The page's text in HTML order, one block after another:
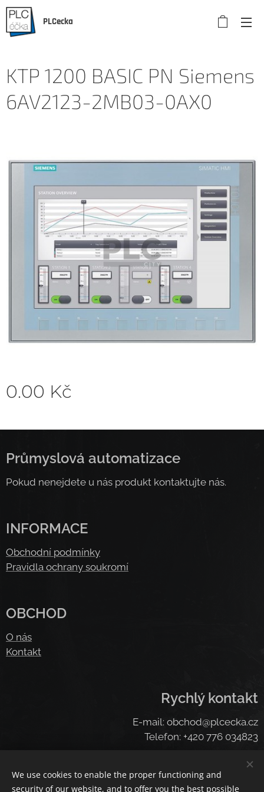
PLCecka
KTP 1200 BASIC PN Siemens
6AV2123-2MB03-0AX0
0.00 Kč
Průmyslová automatizace
Pokud nenejdete u nás produkt kontaktujte nás.
INFORMACE
Obchodní podmínky
Pravidla ochrany soukromí
OBCHOD
O nás
Kontakt
Rychlý kontakt
E-mail: obchod@plcecka.cz
Telefon: +420 776 034823
Cookies
We use cookies to enable the proper functioning and
security of our website, and to offer you the best possible